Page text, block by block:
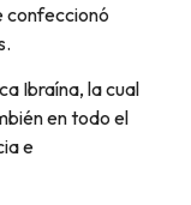
confeccionó
Ibraína, la cual
en todo el
e